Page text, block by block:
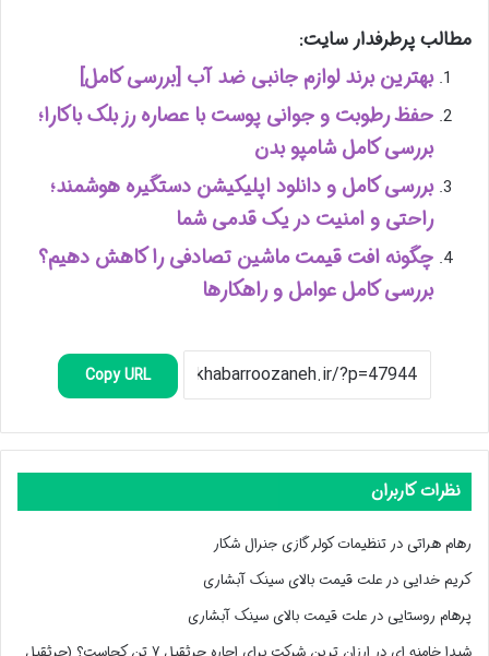
مطالب پرطرفدار سایت:
بهترین برند لوازم جانبی ضد آب [بررسی کامل]
حفظ رطوبت و جوانی پوست با عصاره رز بلک باکارا؛
بررسی کامل شامپو بدن
بررسی کامل و دانلود اپلیکیشن دستگیره هوشمند؛
راحتی و امنیت در یک قدمی شما
چگونه افت قیمت ماشین تصادفی را کاهش دهیم؟
بررسی کامل عوامل و راهکارها
Copy URL
نظرات کاربران
رهام هراتیدر تنظیمات کولر گازی جنرال شکار
کریم خداییدر علت قیمت بالای سینک آبشاری
پرهام روستاییدر علت قیمت بالای سینک آبشاری